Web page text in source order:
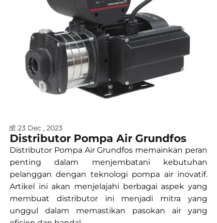
23 Dec , 2023
Distributor Pompa Air Grundfos
Distributor Pompa Air Grundfos memainkan peran
penting dalam menjembatani kebutuhan
pelanggan dengan teknologi pompa air inovatif.
Artikel ini akan menjelajahi berbagai aspek yang
membuat distributor ini menjadi mitra yang
unggul dalam memastikan pasokan air yang